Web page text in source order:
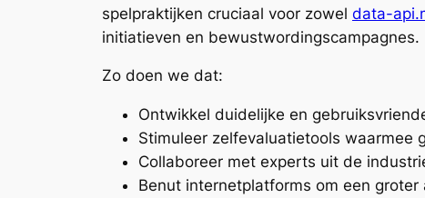
spelpraktijken cruciaal voor zowel data-
initiatieven en bewustwordingscampagnes.
Zo doen we dat:
Ontwikkel duidelijke en
Stimuleer zelfevaluatietools waarmee
Collaboreer met experts uit de
Benut internetplatforms om een